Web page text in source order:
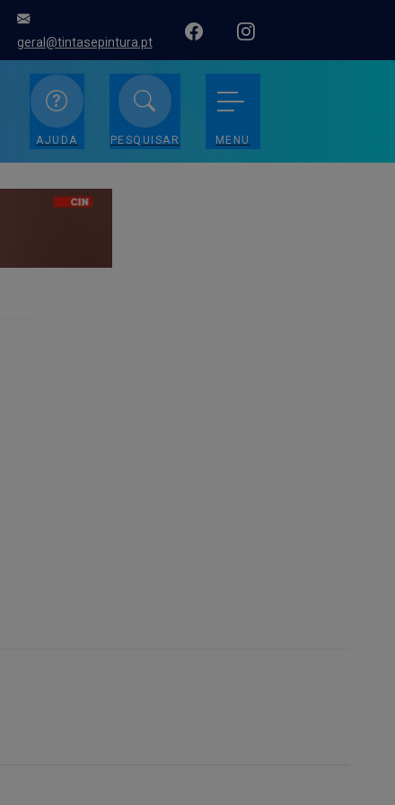
geral@tintasepintura.pt
AJUDA PESQUISAR MENU